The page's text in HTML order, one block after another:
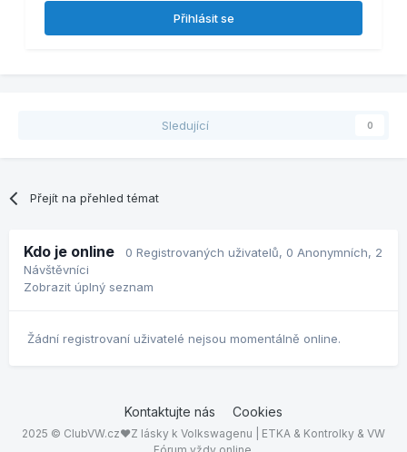
Přihlásit se
Sledující 0
Přejít na přehled témat
Kdo je online 0 Registrovaných uživatelů, 0 Anonymních, 2
Návštěvníci
Zobrazit úplný seznam
Žádní registrovaní uživatelé nejsou momentálně online.
Kontaktujte nás Cookies
2025 © ClubVW.cz❤Z lásky k Volkswagenu | ETKA & Kontrolky & VW